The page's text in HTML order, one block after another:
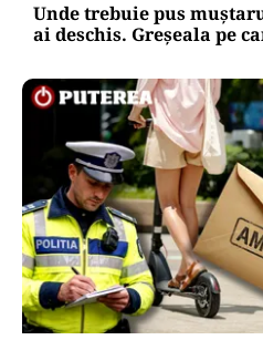
Unde trebuie pus
ai deschis. Greșeala pe